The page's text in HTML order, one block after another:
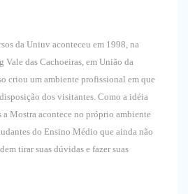
da Uniuv aconteceu em 1998, na
Vale das Cachoeiras, em União da
criou um ambiente profissional em que
dos visitantes. Como a idéia
a Mostra acontece no próprio ambiente
do Ensino Médio que ainda não
tirar suas dúvidas e fazer suas